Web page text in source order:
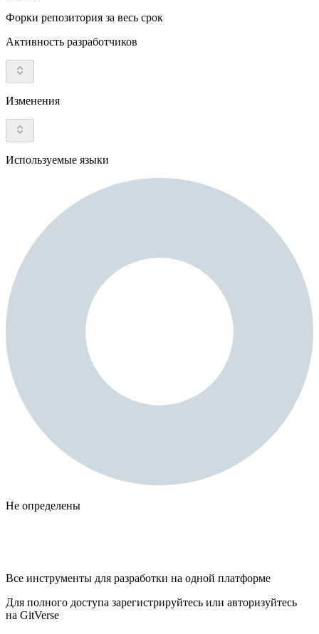
Форки репозитория за весь срок
Активность разработчиков
Изменения
Используемые языки
Не определены
Все инструменты для разработки на одной платформе
Для полного доступа зарегистрируйтесь или авторизуйтесь
на GitVerse